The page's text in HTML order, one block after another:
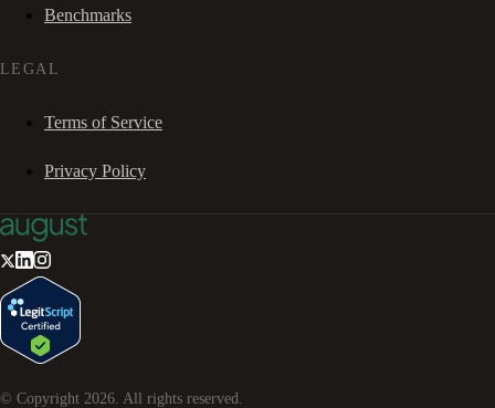
Benchmarks
LEGAL
Terms of Service
Privacy Policy
© Copyright 2026 . All rights reserved.